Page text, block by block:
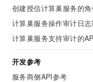
创建授信计算巢服务的
计算巢服务操作审计日
计算巢服务支持审计的
开发参考
服务商侧API参考